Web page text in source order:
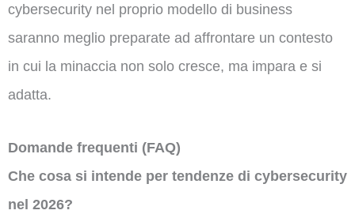
cybersecurity nel proprio modello di business
saranno meglio preparate ad affrontare un contesto
in cui la minaccia non solo cresce, ma impara e si
adatta.
Domande frequenti (FAQ)
Che cosa si intende per tendenze di cybersecurity
nel 2026?